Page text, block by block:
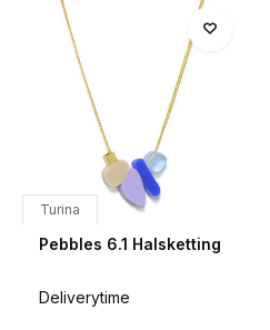
Turina
Pebbles 6.1 Halsketting
Deliverytime